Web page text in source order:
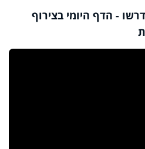
- הדף היומי בצירוף